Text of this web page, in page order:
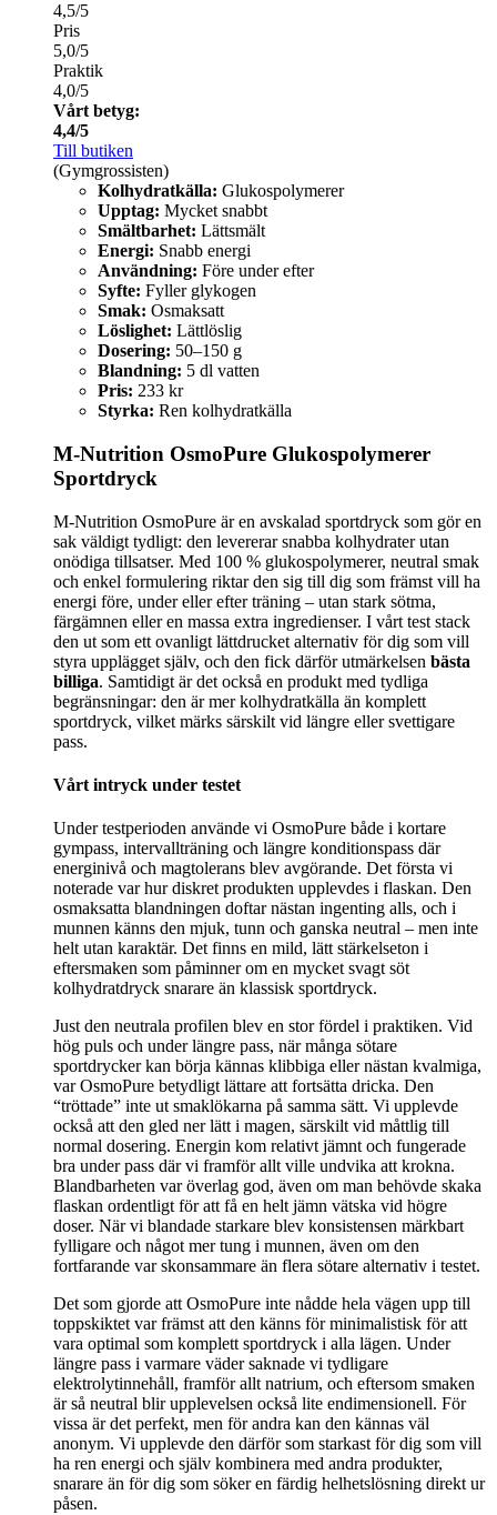
4,5/5
Pris
5,0/5
Praktik
4,0/5
Vårt betyg:
4,4/5
Till butiken
(Gymgrossisten)
Kolhydratkälla: Glukospolymerer
Upptag: Mycket snabbt
Smältbarhet: Lättsmält
Energi: Snabb energi
Användning: Före under efter
Syfte: Fyller glykogen
Smak: Osmaksatt
Löslighet: Lättlöslig
Dosering: 50–150 g
Blandning: 5 dl vatten
Pris: 233 kr
Styrka: Ren kolhydratkälla
M-Nutrition OsmoPure Glukospolymerer
Sportdryck
M-Nutrition OsmoPure är en avskalad sportdryck som gör en
sak väldigt tydligt: den levererar snabba kolhydrater utan
onödiga tillsatser. Med 100 % glukospolymerer, neutral smak
och enkel formulering riktar den sig till dig som främst vill ha
energi före, under eller efter träning – utan stark sötma,
färgämnen eller en massa extra ingredienser. I vårt test stack
den ut som ett ovanligt lättdrucket alternativ för dig som vill
styra upplägget själv, och den fick därför utmärkelsen bästa
billiga. Samtidigt är det också en produkt med tydliga
begränsningar: den är mer kolhydratkälla än komplett
sportdryck, vilket märks särskilt vid längre eller svettigare
pass.
Vårt intryck under testet
Under testperioden använde vi OsmoPure både i kortare
gympass, intervallträning och längre konditionspass där
energinivå och magtolerans blev avgörande. Det första vi
noterade var hur diskret produkten upplevdes i flaskan. Den
osmaksatta blandningen doftar nästan ingenting alls, och i
munnen känns den mjuk, tunn och ganska neutral – men inte
helt utan karaktär. Det finns en mild, lätt stärkelseton i
eftersmaken som påminner om en mycket svagt söt
kolhydratdryck snarare än klassisk sportdryck.
Just den neutrala profilen blev en stor fördel i praktiken. Vid
hög puls och under längre pass, när många sötare
sportdrycker kan börja kännas klibbiga eller nästan kvalmiga,
var OsmoPure betydligt lättare att fortsätta dricka. Den
“tröttade” inte ut smaklökarna på samma sätt. Vi upplevde
också att den gled ner lätt i magen, särskilt vid måttlig till
normal dosering. Energin kom relativt jämnt och fungerade
bra under pass där vi framför allt ville undvika att krokna.
Blandbarheten var överlag god, även om man behövde skaka
flaskan ordentligt för att få en helt jämn vätska vid högre
doser. När vi blandade starkare blev konsistensen märkbart
fylligare och något mer tung i munnen, även om den
fortfarande var skonsammare än flera sötare alternativ i testet.
Det som gjorde att OsmoPure inte nådde hela vägen upp till
toppskiktet var främst att den känns för minimalistisk för att
vara optimal som komplett sportdryck i alla lägen. Under
längre pass i varmare väder saknade vi tydligare
elektrolytinnehåll, framför allt natrium, och eftersom smaken
är så neutral blir upplevelsen också lite endimensionell. För
vissa är det perfekt, men för andra kan den kännas väl
anonym. Vi upplevde den därför som starkast för dig som vill
ha ren energi och själv kombinera med andra produkter,
snarare än för dig som söker en färdig helhetslösning direkt ur
påsen.